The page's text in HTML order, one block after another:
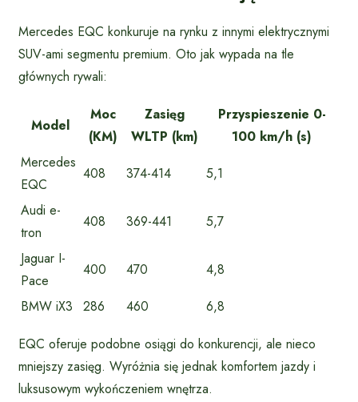
Mercedes EQC konkuruje na rynku z innymi elektrycznymi
SUV-ami segmentu premium. Oto jak wypada na tle
głównych rywali:
Model
Moc
(KM)
Zasięg
WLTP (km)
Przyspieszenie 0-
100 km/h (s)
Mercedes
EQC
408 374-414
5,1
Audi e-
tron
408 369-441
5,7
Jaguar I-
Pace
400 470
4,8
BMW iX3
286 460 6,8
EQC oferuje podobne osiągi do konkurencji, ale nieco
mniejszy zasięg. Wyróżnia się jednak komfortem jazdy i
luksusowym wykończeniem wnętrza.